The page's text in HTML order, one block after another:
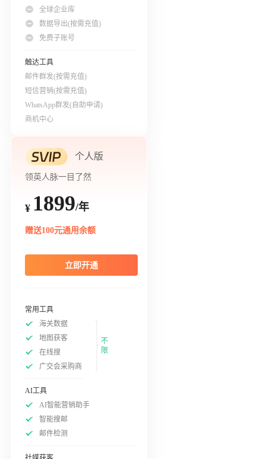
全球企业库
数据导出(按需充值)
免费子账号
触达工具
邮件群发(按需充值)
短信营销(按需充值)
WhatsApp群发(自助申请)
商机中心
个人版
领英人脉一目了然
¥ 1899/年
赠送100元通用余额
立即开通
常用工具
海关数据
地图获客
在线搜
广交会采购商
不
限
AI工具
AI智能营销助手
智能搜邮
邮件检测